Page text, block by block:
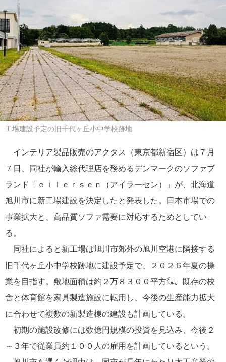
工場建設予定の旧千代ヶ丘小中学校跡地
インテリア製品販売のアクタス（東京都新宿区）は７月
７日、同社が輸入総代理店を務めるデンマークのソファブ
ランド「ｅｉｌｅｒｓｅｎ（アイラーセン）」が、北海道
旭川市に新工場建設を決定したと発表した。日本市場での
事業拡大と、高品質ソファ需要に対応するためとしてい
る。
同社によると新工場は旭川市郊外の旭川空港に隣接する
旧千代ヶ丘小中学校跡地に建設予定で、２０２６年夏の操
業を目指す。敷地面積は約２万８３００平方㍍。既存の校
舎と体育館を家具製造施設に転用し、今後の生産能力拡大
に合わせて複数の新製造棟の建設も計画している。
初期の施設改修には数億円規模の投資を見込み、今後２
～３年で従業員約１００人の雇用を計画しているという。